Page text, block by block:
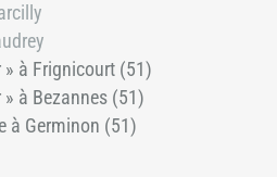
à Frignicourt (51)
à Bezannes (51)
à Germinon (51)